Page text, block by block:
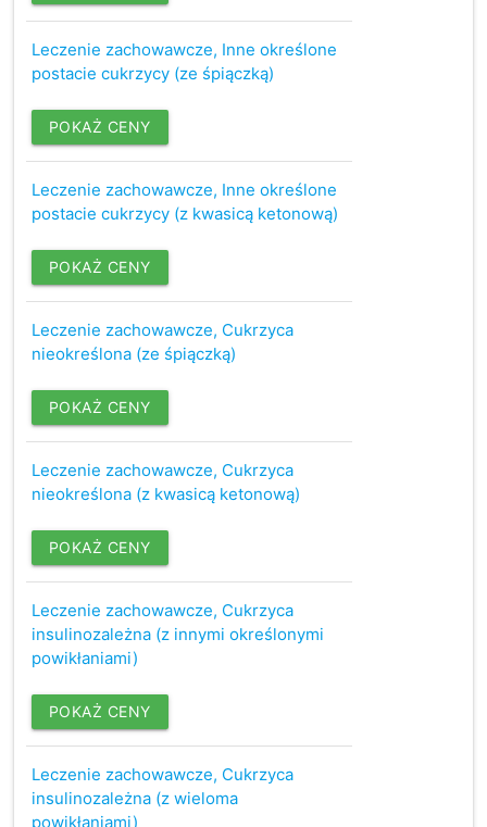
Leczenie zachowawcze, Inne określone
postacie cukrzycy (ze śpiączką)
POKAŻ CENY
Leczenie zachowawcze, Inne określone
postacie cukrzycy (z kwasicą ketonową)
POKAŻ CENY
Leczenie zachowawcze, Cukrzyca
nieokreślona (ze śpiączką)
POKAŻ CENY
Leczenie zachowawcze, Cukrzyca
nieokreślona (z kwasicą ketonową)
POKAŻ CENY
Leczenie zachowawcze, Cukrzyca
insulinozależna (z innymi określonymi
powikłaniami)
POKAŻ CENY
Leczenie zachowawcze, Cukrzyca
insulinozależna (z wieloma
powikłaniami)